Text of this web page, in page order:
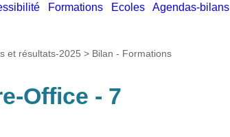
Formations Ecoles Agendas-bilans
et résultats-2025 > Bilan - Formations
Office - 7